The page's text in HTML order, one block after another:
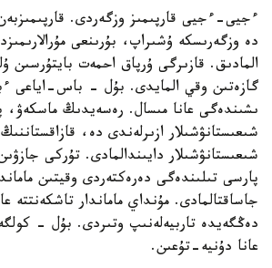
ءجيى-ءجيى قارپىمىز وزگەردى.
دە وزگەرىسكە ۇشىراپ، بۇرىنعى
المادىق. قازىرگى ۇرپاق احمەت بايتۇرسىن
گازەتىن وقي المايدى. بۇل - باس-اياعى
ىشىندەگى عانا مىسال. رەسەيدىڭ ماسكەۋ،
شىعىستانۋشىلار ازىرلەندى دە،
شىعىستانۋشىلار دايىندالمادى. تۇركى
پارسى تىلىندەگى دەرەكتەردى وقيتىن
جاساقتالمادى. مۇنداي ماماندار تاشكەنتتە
دەڭگەيدە تاربيەلەنىپ وتىردى. بۇل -
عانا دۇنيە-تۇعىن.